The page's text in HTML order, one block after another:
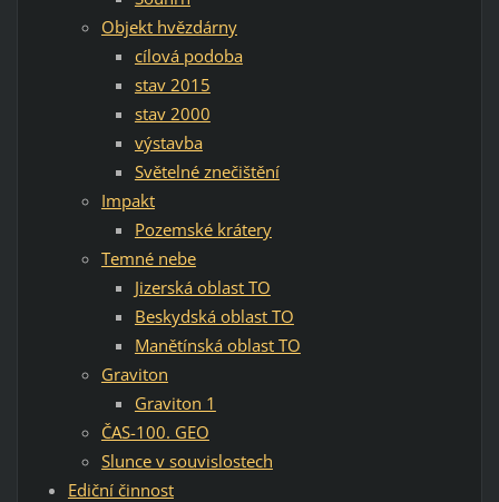
Objekt hvězdárny
cílová podoba
stav 2015
stav 2000
výstavba
Světelné znečištění
Impakt
Pozemské krátery
Temné nebe
Jizerská oblast TO
Beskydská oblast TO
Manětínská oblast TO
Graviton
Graviton 1
ČAS-100. GEO
Slunce v souvislostech
Ediční činnost